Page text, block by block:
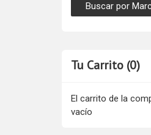
Tu Carrito (0)
El carrito de la
vacío